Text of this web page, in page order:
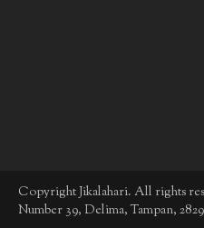
Copyright Jikalahari. All rights
Number 39, Delima, Tampan,